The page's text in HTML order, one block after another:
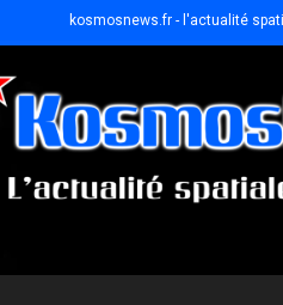
kosmosnews.fr - l'actualité